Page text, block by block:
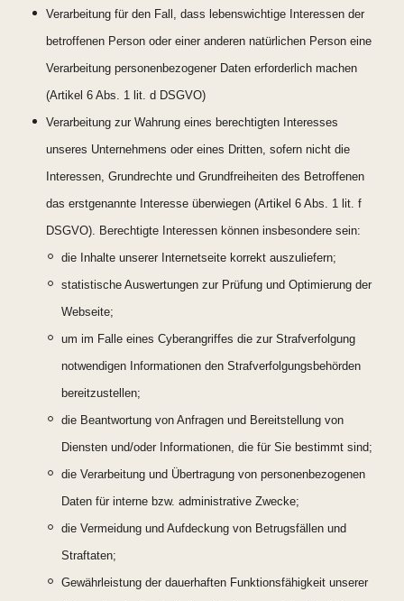
Verarbeitung für den Fall, dass lebenswichtige Interessen der
betroffenen Person oder einer anderen natürlichen Person eine
Verarbeitung personenbezogener Daten erforderlich machen
(Artikel 6 Abs. 1 lit. d DSGVO)
Verarbeitung zur Wahrung eines berechtigten Interesses
unseres Unternehmens oder eines Dritten, sofern nicht die
Interessen, Grundrechte und Grundfreiheiten des Betroffenen
das erstgenannte Interesse überwiegen (Artikel 6 Abs. 1 lit. f
DSGVO). Berechtigte Interessen können insbesondere sein:
die Inhalte unserer Internetseite korrekt auszuliefern;
statistische Auswertungen zur Prüfung und Optimierung der
Webseite;
um im Falle eines Cyberangriffes die zur Strafverfolgung
notwendigen Informationen den Strafverfolgungsbehörden
bereitzustellen;
die Beantwortung von Anfragen und Bereitstellung von
Diensten und/oder Informationen, die für Sie bestimmt sind;
die Verarbeitung und Übertragung von personenbezogenen
Daten für interne bzw. administrative Zwecke;
die Vermeidung und Aufdeckung von Betrugsfällen und
Straftaten;
Gewährleistung der dauerhaften Funktionsfähigkeit unserer